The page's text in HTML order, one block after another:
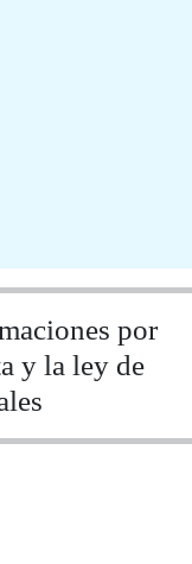
por
y la ley de